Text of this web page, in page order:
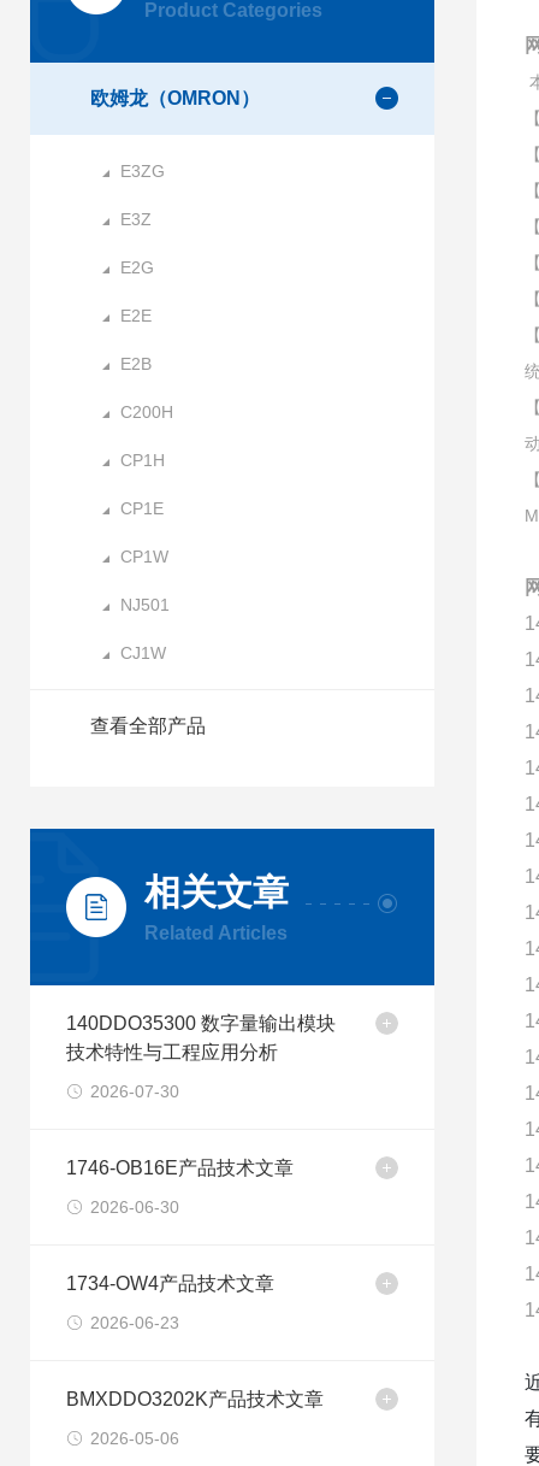
Product Categories
欧姆龙（OMRON）
E3ZG
E3Z
E2G
E2E
E2B
C200H
CP1H
CP1E
CP1W
NJ501
CJ1W
查看全部产品
相关文章
Related Articles
140DDO35300 数字量输出模块
技术特性与工程应用分析
2026-07-30
1746-OB16E产品技术文章
2026-06-30
1734-OW4产品技术文章
2026-06-23
BMXDDO3202K产品技术文章
2026-05-06